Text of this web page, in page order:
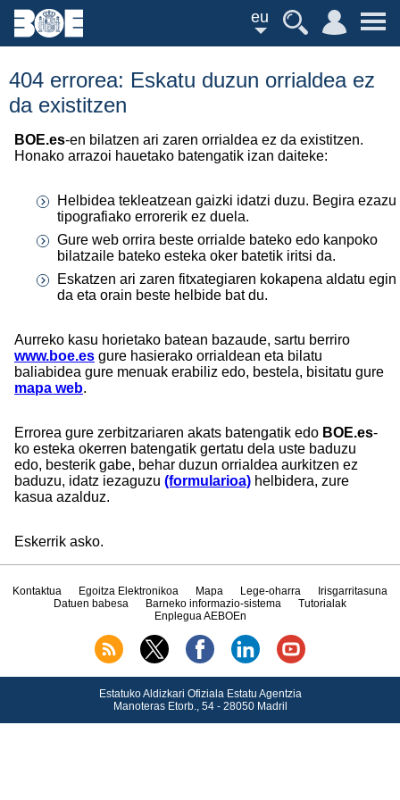
eu
404 errorea: Eskatu duzun orrialdea ez
da existitzen
BOE.es-en bilatzen ari zaren orrialdea ez da existitzen.
Honako arrazoi hauetako batengatik izan daiteke:
Helbidea tekleatzean gaizki idatzi duzu. Begira ezazu
tipografiako errorerik ez duela.
Gure web orrira beste orrialde bateko edo kanpoko
bilatzaile bateko esteka oker batetik iritsi da.
Eskatzen ari zaren fitxategiaren kokapena aldatu egin
da eta orain beste helbide bat du.
Aurreko kasu horietako batean bazaude, sartu berriro
www.boe.es gure hasierako orrialdean eta bilatu
baliabidea gure menuak erabiliz edo, bestela, bisitatu gure
mapa web.
Errorea gure zerbitzariaren akats batengatik edo BOE.es-
ko esteka okerren batengatik gertatu dela uste baduzu
edo, besterik gabe, behar duzun orrialdea aurkitzen ez
baduzu, idatz iezaguzu (formularioa) helbidera, zure
kasua azalduz.
Eskerrik asko.
Kontaktua Egoitza Elektronikoa Mapa Lege-oharra
Irisgarritasuna
Datuen babesa
Barneko informazio-sistema
Tutorialak
Enplegua AEBOEn
Estatuko Aldizkari Ofiziala Estatu Agentzia
Manoteras Etorb., 54 - 28050 Madril